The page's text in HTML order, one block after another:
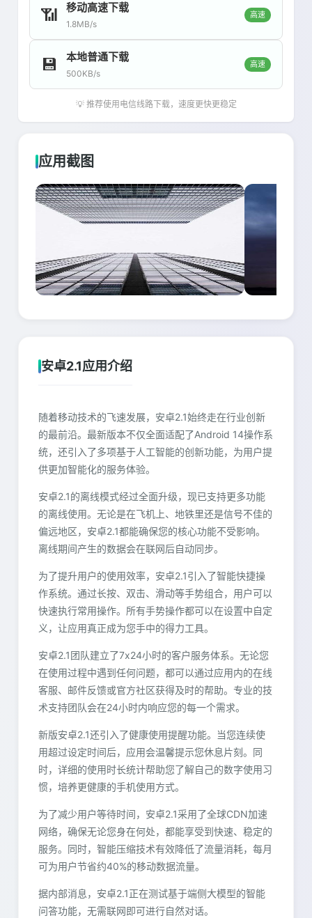
📶 移动高速下载
1.8MB/s
高速
💾 本地普通下载
500KB/s
高速
💡 推荐使用电信线路下载，速度更快更稳定
应用截图
安卓2.1应用介绍
随着移动技术的飞速发展，安卓2.1始终走在行业创新
的最前沿。最新版本不仅全面适配了Android 14操作系
统，还引入了多项基于人工智能的创新功能，为用户提
供更加智能化的服务体验。
安卓2.1的离线模式经过全面升级，现已支持更多功能
的离线使用。无论是在飞机上、地铁里还是信号不佳的
偏远地区，安卓2.1都能确保您的核心功能不受影响。
离线期间产生的数据会在联网后自动同步。
为了提升用户的使用效率，安卓2.1引入了智能快捷操
作系统。通过长按、双击、滑动等手势组合，用户可以
快速执行常用操作。所有手势操作都可以在设置中自定
义，让应用真正成为您手中的得力工具。
安卓2.1团队建立了7x24小时的客户服务体系。无论您
在使用过程中遇到任何问题，都可以通过应用内的在线
客服、邮件反馈或官方社区获得及时的帮助。专业的技
术支持团队会在24小时内响应您的每一个需求。
新版安卓2.1还引入了健康使用提醒功能。当您连续使
用超过设定时间后，应用会温馨提示您休息片刻。同
时，详细的使用时长统计帮助您了解自己的数字使用习
惯，培养更健康的手机使用方式。
为了减少用户等待时间，安卓2.1采用了全球CDN加速
网络，确保无论您身在何处，都能享受到快速、稳定的
服务。同时，智能压缩技术有效降低了流量消耗，每月
可为用户节省约40%的移动数据流量。
据内部消息，安卓2.1正在测试基于端侧大模型的智能
问答功能，无需联网即可进行自然对话。